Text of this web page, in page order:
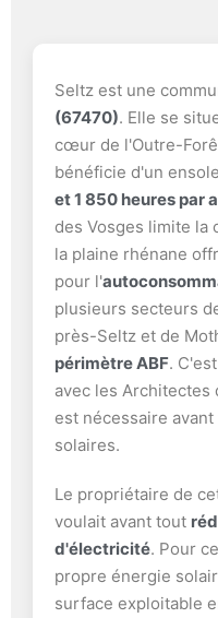
Seltz est une
(67470). Elle se
cœur de l'Outre-
bénéficie d'un
et 1 850 heures par
des Vosges limite la
la plaine rhénane
pour l'
plusieurs secteurs
près-Seltz et de
périmètre ABF.
avec les Architectes
est nécessaire
solaires.
Le propriétaire de
voulait avant tout
d'électricité. Pour
propre énergie
surface exploitable